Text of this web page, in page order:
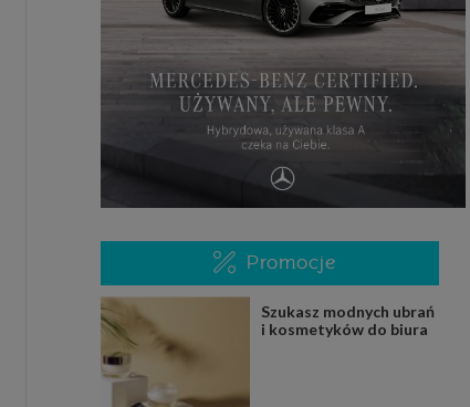
Promocje
Szukasz modnych ubrań
i kosmetyków do biura